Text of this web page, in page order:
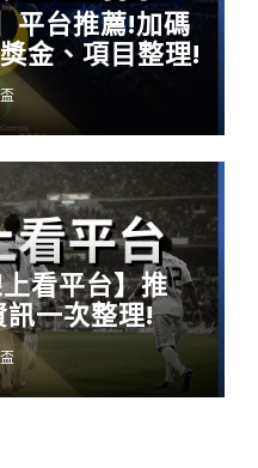
平台推薦!加碼
金、項目整理!
看平台】推
一次整理!